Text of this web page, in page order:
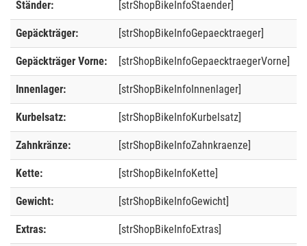
Ständer: [strShopBikeInfoStaender]
Gepäckträger: [strShopBikeInfoGepaecktraeger]
Gepäckträger Vorne: [strShopBikeInfoGepaecktraegerVorne]
Innenlager: [strShopBikeInfoInnenlager]
Kurbelsatz: [strShopBikeInfoKurbelsatz]
Zahnkränze: [strShopBikeInfoZahnkraenze]
Kette: [strShopBikeInfoKette]
Gewicht: [strShopBikeInfoGewicht]
Extras: [strShopBikeInfoExtras]